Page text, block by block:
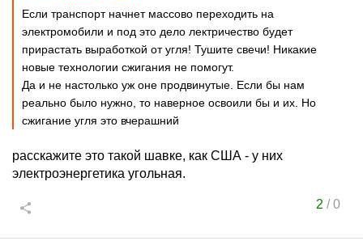
Если транспорт начнет массово переходить на
электромобили и под это дело лектричество будет
прирастать выработкой от угля! Тушите свечи! Никакие
новые технологии сжигания не помогут.
Да и не настолько уж оне продвинутые. Если бы нам
реально было нужно, то наверное освоили бы и их. Но
сжигание угля это вчерашний
расскажите это такой шавке, как США - у них
электроэнергетика угольная.
2 /0